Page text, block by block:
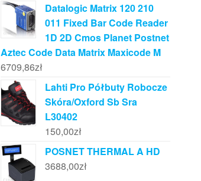
Datalogic Matrix 120 210
011 Fixed Bar Code Reader
1D 2D Cmos Planet Postnet
Aztec Code Data Matrix Maxicode M
6709,86zł
Lahti Pro Półbuty Robocze
Skóra/Oxford Sb Sra
L30402
150,00zł
POSNET THERMAL A HD
3688,00zł